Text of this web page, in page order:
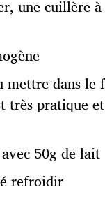
une cuillère
dans
très pratique
50g de lait
refroidir